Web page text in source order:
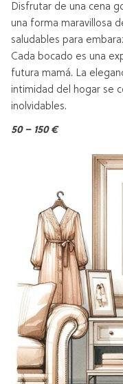
Disfrutar de una cena
una forma maravillosa
saludables para
Cada bocado es una
futura mamá. La
intimidad del hogar se
inolvidables.
50 – 150 €